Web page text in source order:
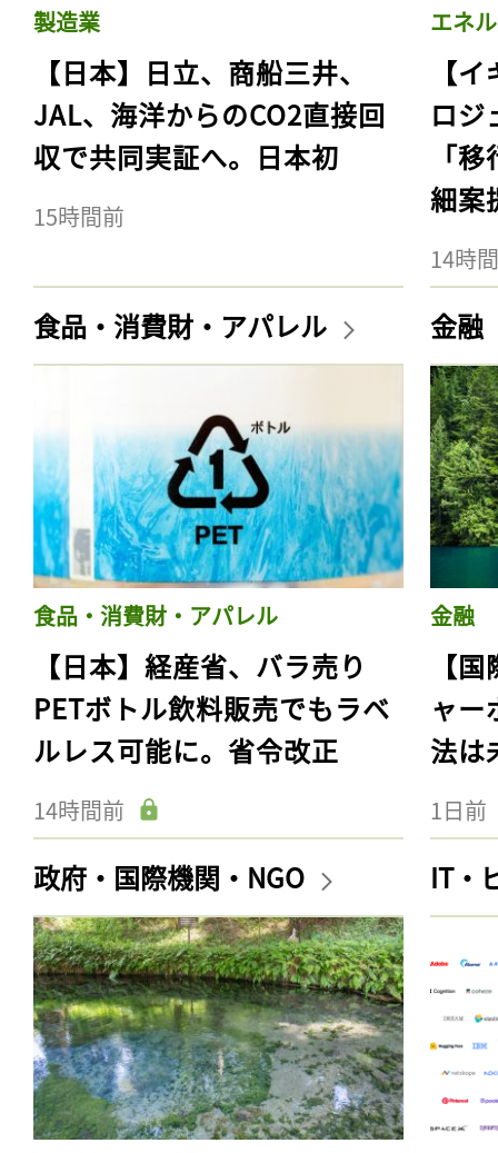
製造業
【日本】日立、商船三井、
JAL、海洋からのCO2直接回
収で共同実証へ。日本初
15時間前
エネ
【
ロジ
「
細案
14時
食品・消費財・アパレル
食品・消費財・アパレル
【日本】経産省、バラ売り
PETボトル飲料販売でもラベ
ルレス可能に。省令改正
14時間前
金融
金融
【
ャー
法は
1日前
政府・国際機関・NGO IT・